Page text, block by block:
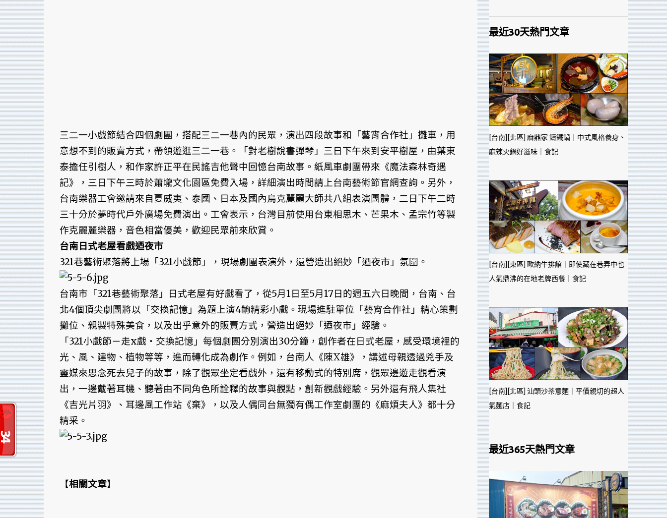
三二一小戲節結合四個劇團，搭配三二一巷內的民眾，演出四段故事和「藝宵合作社」攤車，用
意想不到的販賣方式，帶領遊逛三二一巷。「對老樹說書彈琴」三日下午來到安平樹屋，由葉東
泰擔任引樹人，和作家許正平在民謠吉他聲中回憶台南故事。紙風車劇團帶來《魔法森林奇遇
記》，三日下午三時於蕭壠文化園區免費入場，詳細演出時間請上台南藝術節官網查詢。另外，
台南樂器工會邀請來自夏威夷、泰國、日本及國內烏克麗麗大師共八組表演團體，二日下午二時
三十分於夢時代戶外廣場免費演出。工會表示，台灣目前使用台東相思木、芒果木、孟宗竹等製
作克麗麗樂器，音色相當優美，歡迎民眾前來欣賞。
台南日式老屋看戲迺夜市
321巷藝術聚落將上場「321小戲節」，現場劇團表演外，還營造出絕妙「迺夜市」氛圍。
台南市「321巷藝術聚落」日式老屋有好戲看了，從5月1日至5月17日的週五六日晚間，台南、台
北4個頂尖劇團將以「交換記憶」為題上演4齣精彩小戲。現場進駐單位「藝宵合作社」精心策劃
攤位、親製特殊美食，以及出乎意外的販賣方式，營造出絕妙「迺夜市」經驗。
「321小戲節－走x戲‧交換記憶」每個劇團分別演出30分鐘，創作者在日式老屋，感受環境裡的
光、風、建物、植物等等，進而轉化成為劇作。例如，台南人《陳X雄》，講述母親透過兇手及
靈媒來思念死去兒子的故事，除了觀眾坐定看戲外，還有移動式的特別席，觀眾邊遊走觀看演
出，一邊戴著耳機、聽著由不同角色所詮釋的故事與觀點，創新觀戲經驗。另外還有飛人集社
《吉光片羽》、耳邊風工作站《棄》，以及人偶同台無獨有偶工作室劇團的《麻煩夫人》都十分
精采。
【相關文章】
最近30天熱門文章
[台南][北區] 麻鼎家 鑄鐵鍋｜中式風格養身、
麻辣火鍋好滋味｜食記
[台南][東區] 歐納牛排館｜即使藏在巷弄中也
人氣鼎沸的在地老牌西餐｜食記
[台南][北區] 汕頭沙茶意麵｜平價親切的超人
氣麵店｜食記
最近365天熱門文章